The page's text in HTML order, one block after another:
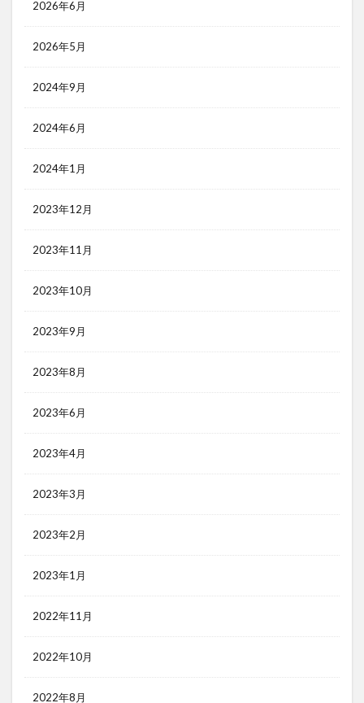
2026年6月
2026年5月
2024年9月
2024年6月
2024年1月
2023年12月
2023年11月
2023年10月
2023年9月
2023年8月
2023年6月
2023年4月
2023年3月
2023年2月
2023年1月
2022年11月
2022年10月
2022年8月